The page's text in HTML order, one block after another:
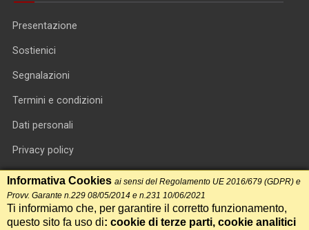
Presentazione
Sostienici
Segnalazioni
Termini e condizioni
Dati personali
Privacy policy
Informativa cookie
RSS feed
RSS Top News
Informativa Cookies ai sensi del Regolamento UE 2016/679 (GDPR) e
Provv. Garante n.229 08/05/2014 e n.231 10/06/2021
Ti informiamo che, per garantire il corretto funzionamento,
questo sito fa uso di: cookie di terze parti, cookie analitici